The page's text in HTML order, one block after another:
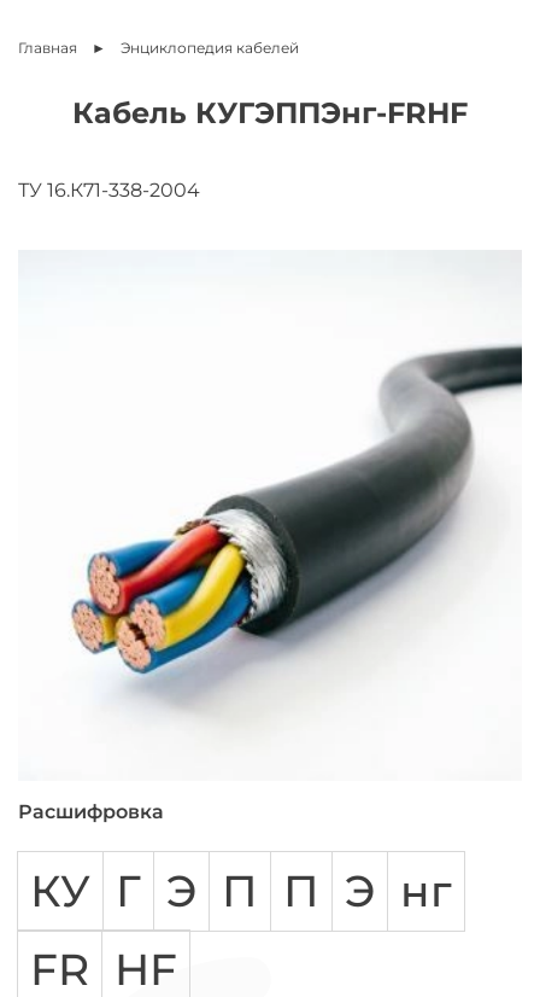
Главная Энциклопедия кабелей
Кабель КУГЭППЭнг-FRHF
ТУ 16.К71-338-2004
Расшифровка
КУ Г Э П П Э нг
FR HF